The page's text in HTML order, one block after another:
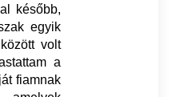
később,
egyik
volt
a
fiamnak